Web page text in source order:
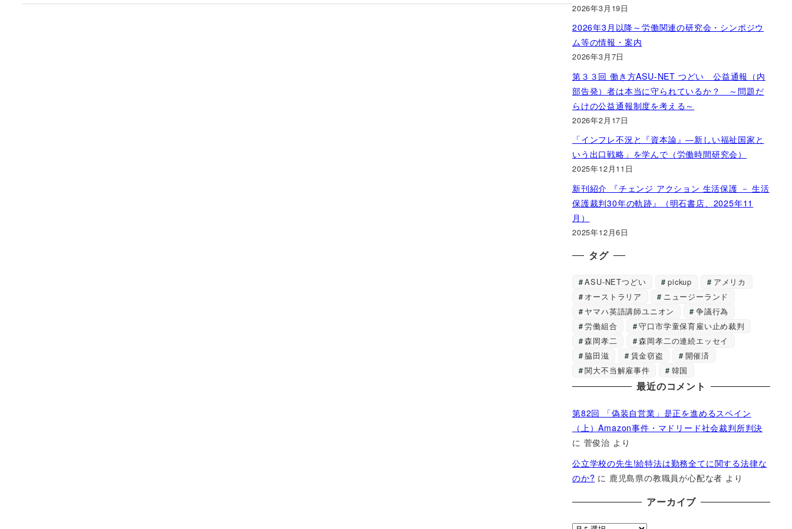
2026年3月19日
2026年3月以降～労働関連の研究会・シンポジウ
ム等の情報・案内
2026年3月7日
第３３回 働き方ASU-NET つどい 公益通報（内
部告発）者は本当に守られているか？ ～問題だ
らけの公益通報制度を考える～
2026年2月17日
「インフレ不況と『資本論』―新しい福祉国家と
いう出口戦略」を学んで（労働時間研究会）
2025年12月11日
新刊紹介 『チェンジ アクション 生活保護 － 生活
保護裁判30年の軌跡』（明石書店、2025年11
月）
2025年12月6日
タグ
ASU-NETつどい pickup
アメリカ
オーストラリア
ニュージーランド
ヤマハ英語講師ユニオン
争議行為
労働組合
守口市学童保育雇い止め裁判
森岡孝二
森岡孝二の連続エッセイ
脇田滋
賃金窃盗
開催済
関大不当解雇事件
韓国
最近のコメント
第82回 「偽装自営業」是正を進めるスペイン
（上）Amazon事件・マドリード社会裁判所判決
に 菅俊治 より
公立学校の先生!給特法は勤務全てに関する法律な
のか? に 鹿児島県の教職員が心配な者 より
アーカイブ